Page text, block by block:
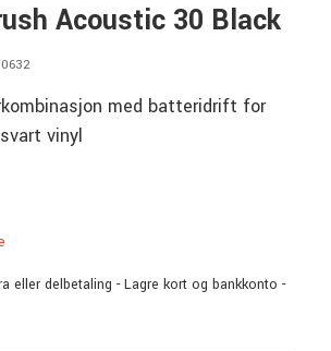
Acoustic 30 Black
med batteridrift for
vinyl
eller delbetaling - Lagre kort og bankkonto -